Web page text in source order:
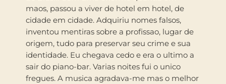
maos, passou a viver de hotel em hotel, de
cidade em cidade. Adquiriu nomes falsos,
inventou mentiras sobre a profissao, lugar de
origem, tudo para preservar seu crime e sua
identidade. Eu chegava cedo e era o ultimo a
sair do piano-bar. Varias noites fui o unico
fregues. A musica agradava-me mas o melhor